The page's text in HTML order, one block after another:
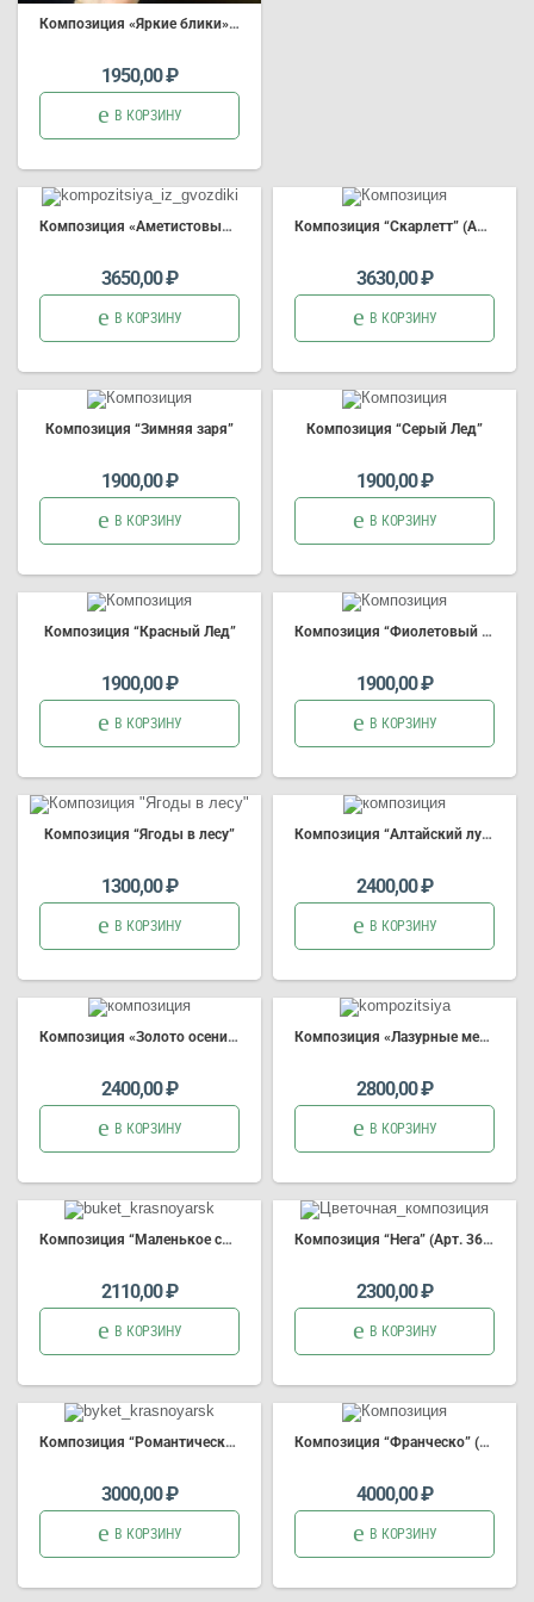
Композиция «Яркие блики» (Арт.4470)
1950,00₽
В КОРЗИНУ
Композиция «Аметистовый дождь»
3650,00₽
В КОРЗИНУ
Композиция “Скарлетт” (Арт.4042)
3630,00₽
В КОРЗИНУ
Композиция “Зимняя заря”
1900,00₽
В КОРЗИНУ
Композиция “Серый Лед”
1900,00₽
В КОРЗИНУ
Композиция “Красный Лед”
1900,00₽
В КОРЗИНУ
Композиция “Фиолетовый Лед”
1900,00₽
В КОРЗИНУ
Композиция “Ягоды в лесу”
1300,00₽
В КОРЗИНУ
Композиция “Алтайский луг” (Арт.3941)
2400,00₽
В КОРЗИНУ
Композиция «Золото осени» (Арт.3858)
2400,00₽
В КОРЗИНУ
Композиция «Лазурные мечты»
2800,00₽
В КОРЗИНУ
Композиция “Маленькое счастье” (Арт.3768)
2110,00₽
В КОРЗИНУ
Композиция “Нега” (Арт. 3661)
2300,00₽
В КОРЗИНУ
Композиция “Романтический вечер” (Арт. 3657)
3000,00₽
В КОРЗИНУ
Композиция “Франческо” (Арт. 3656)
4000,00₽
В КОРЗИНУ